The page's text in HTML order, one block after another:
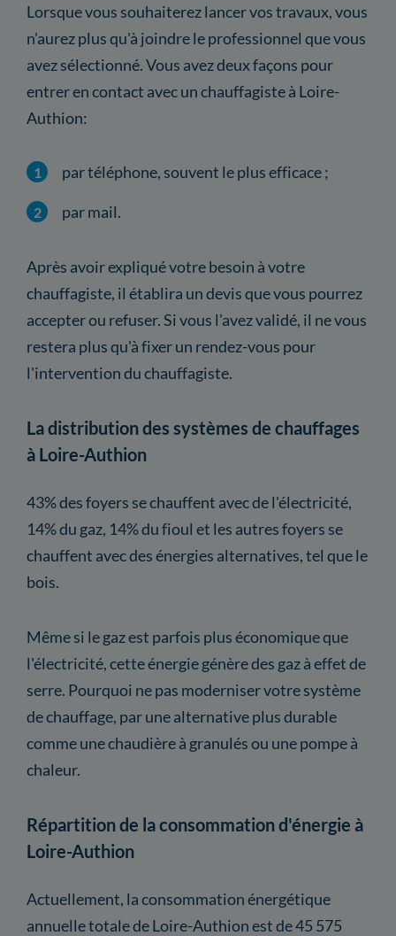
Lorsque vous souhaiterez lancer vos travaux, vous
n'aurez plus qu'à joindre le professionnel que vous
avez sélectionné. Vous avez deux façons pour
entrer en contact avec un chauffagiste à Loire-
Authion:
par téléphone, souvent le plus efficace ;
par mail.
Après avoir expliqué votre besoin à votre
chauffagiste, il établira un devis que vous pourrez
accepter ou refuser. Si vous l'avez validé, il ne vous
restera plus qu'à fixer un rendez-vous pour
l'intervention du chauffagiste.
La distribution des systèmes de chauffages
à Loire-Authion
43% des foyers se chauffent avec de l'électricité,
14% du gaz, 14% du fioul et les autres foyers se
chauffent avec des énergies alternatives, tel que le
bois.
Même si le gaz est parfois plus économique que
l'électricité, cette énergie génère des gaz à effet de
serre. Pourquoi ne pas moderniser votre système
de chauffage, par une alternative plus durable
comme une chaudière à granulés ou une pompe à
chaleur.
Répartition de la consommation d'énergie à
Loire-Authion
Actuellement, la consommation énergétique
annuelle totale de Loire-Authion est de 45 575